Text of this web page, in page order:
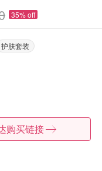
35% off
护肤套装
购买链接